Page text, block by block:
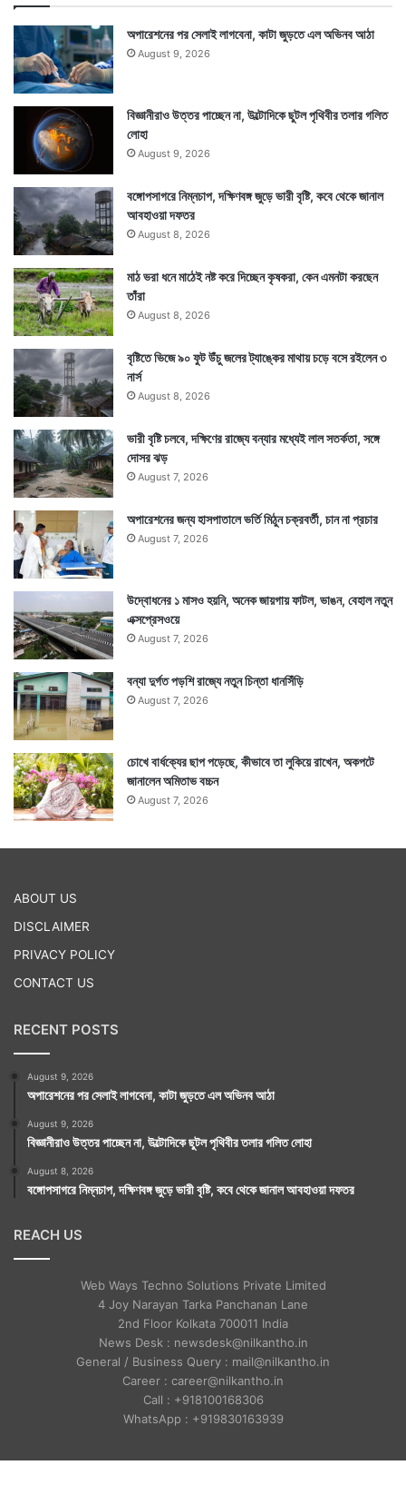
অপারেশনের পর সেলাই লাগবেনা, কাটা জুড়তে এল অভিনব আঠা
August 9, 2026
বিজ্ঞানীরাও উত্তর পাচ্ছেন না, উল্টোদিকে ছুটল পৃথিবীর তলার গলিত
লোহা
August 9, 2026
বঙ্গোপসাগরে নিম্নচাপ, দক্ষিণবঙ্গ জুড়ে ভারী বৃষ্টি, কবে থেকে জানাল
আবহাওয়া দফতর
August 8, 2026
মাঠ ভরা ধনে মাঠেই নষ্ট করে দিচ্ছেন কৃষকরা, কেন এমনটা করছেন
তাঁরা
August 8, 2026
বৃষ্টিতে ভিজে ৯০ ফুট উঁচু জলের ট্যাঙ্কের মাথায় চড়ে বসে রইলেন ৩
নার্স
August 8, 2026
ভারী বৃষ্টি চলবে, দক্ষিণের রাজ্যে বন্যার মধ্যেই লাল সতর্কতা, সঙ্গে
দোসর ঝড়
August 7, 2026
অপারেশনের জন্য হাসপাতালে ভর্তি মিঠুন চক্রবর্তী, চান না প্রচার
August 7, 2026
উদ্বোধনের ১ মাসও হয়নি, অনেক জায়গায় ফাটল, ভাঙন, বেহাল নতুন
এক্সপ্রেসওয়ে
August 7, 2026
বন্যা দুর্গত পড়শি রাজ্যে নতুন চিন্তা ধানসিঁড়ি
August 7, 2026
চোখে বার্ধক্যের ছাপ পড়েছে, কীভাবে তা লুকিয়ে রাখেন, অকপটে
জানালেন অমিতাভ বচ্চন
August 7, 2026
ABOUT US
DISCLAIMER
PRIVACY POLICY
CONTACT US
RECENT POSTS
August 9, 2026
অপারেশনের পর সেলাই লাগবেনা, কাটা জুড়তে এল অভিনব আঠা
August 9, 2026
বিজ্ঞানীরাও উত্তর পাচ্ছেন না, উল্টোদিকে ছুটল পৃথিবীর তলার গলিত লোহা
August 8, 2026
বঙ্গোপসাগরে নিম্নচাপ, দক্ষিণবঙ্গ জুড়ে ভারী বৃষ্টি, কবে থেকে জানাল আবহাওয়া দফতর
REACH US
Web Ways Techno Solutions Private Limited
4 Joy Narayan Tarka Panchanan Lane
2nd Floor Kolkata 700011 India
News Desk : newsdesk@nilkantho.in
General / Business Query : mail@nilkantho.in
Career : career@nilkantho.in
Call : +918100168306
WhatsApp : +919830163939